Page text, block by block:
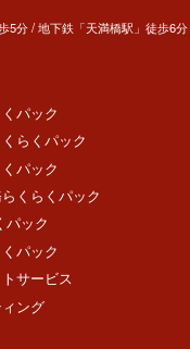
5分 / 地下鉄「天満橋駅」徒歩6分
パック
らくパック
パック
くらくパック
パック
パック
サービス
ング